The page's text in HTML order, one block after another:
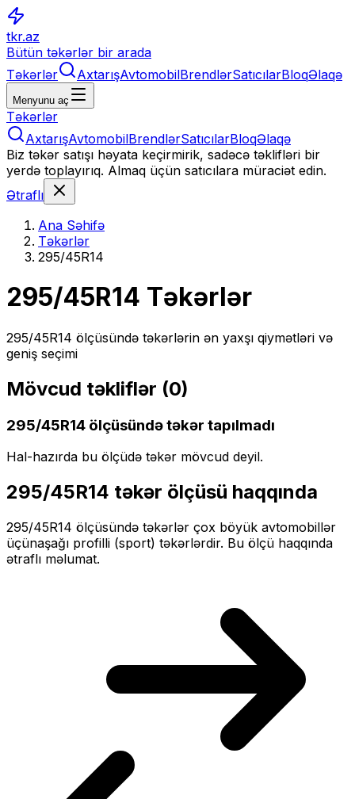
tkr.az
Bütün təkərlər bir arada
Təkərlər
AxtarışAvtomobilBrendlərSatıcılarBloqƏlaqə
Menyunu aç
Təkərlər
AxtarışAvtomobilBrendlərSatıcılarBloqƏlaqə
Biz təkər satışı həyata keçirmirik, sadəcə təklifləri bir
yerdə toplayırıq. Almaq üçün satıcılara müraciət edin.
Ətraflı
Ana Səhifə
Təkərlər
295/45R14
295/45R14 Təkərlər
295/45R14 ölçüsündə təkərlərin ən yaxşı qiymətləri və
geniş seçimi
Mövcud təkliflər (0)
295/45R14 ölçüsündə təkər tapılmadı
Hal-hazırda bu ölçüdə təkər mövcud deyil.
295/45R14 təkər ölçüsü haqqında
295/45R14 ölçüsündə təkərlər çox böyük avtomobillər
üçünaşağı profilli (sport) təkərlərdir. Bu ölçü haqqında
ətraflı məlumat.